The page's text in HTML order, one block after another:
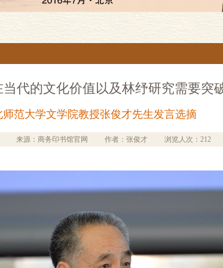
代的文化价值以及林纾研究需要突
师范大学文学院教授张俊才先生发言选摘
来源：商务印书馆官网 作者：张俊才 浏览人次：212